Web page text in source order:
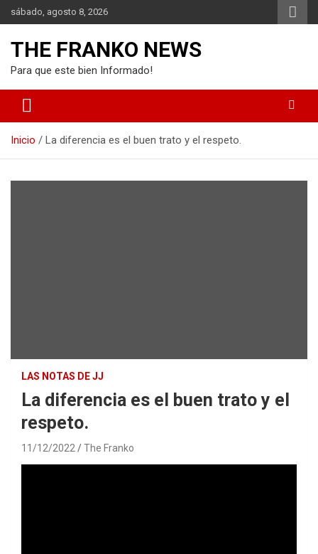
Saltar
al
sábado, agosto 8, 2026
THE FRANKO NEWS
Para que este bien Informado!
Inicio La diferencia es el buen trato y el respeto.
LAS NOTAS DE JJ
La diferencia es el buen trato y el
respeto.
11/12/2022 The Franko